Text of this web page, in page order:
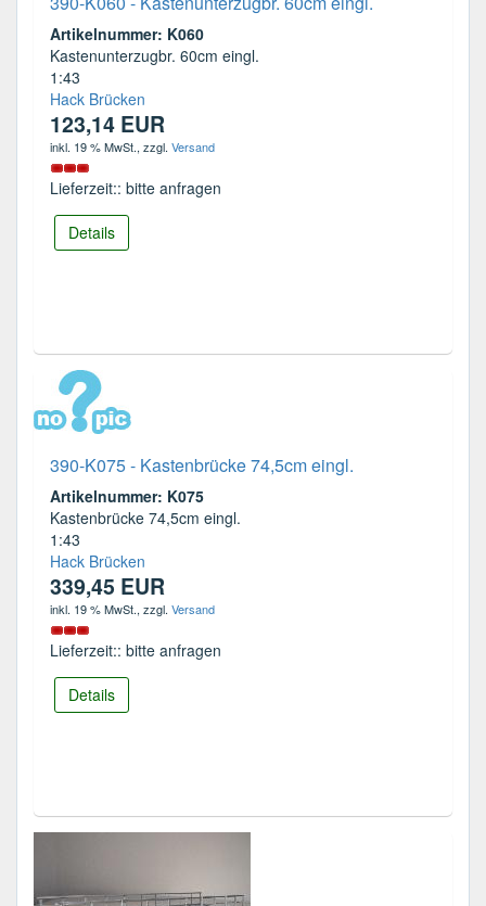
Artikelnummer: K060
Kastenunterzugbr. 60cm eingl.
1:43
Hack Brücken
123,14 EUR
inkl. 19 % MwSt., zzgl. Versand
Lieferzeit:: bitte anfragen
Details
390-K075 - Kastenbrücke 74,5cm eingl.
Artikelnummer: K075
Kastenbrücke 74,5cm eingl.
1:43
Hack Brücken
339,45 EUR
inkl. 19 % MwSt., zzgl. Versand
Lieferzeit:: bitte anfragen
Details